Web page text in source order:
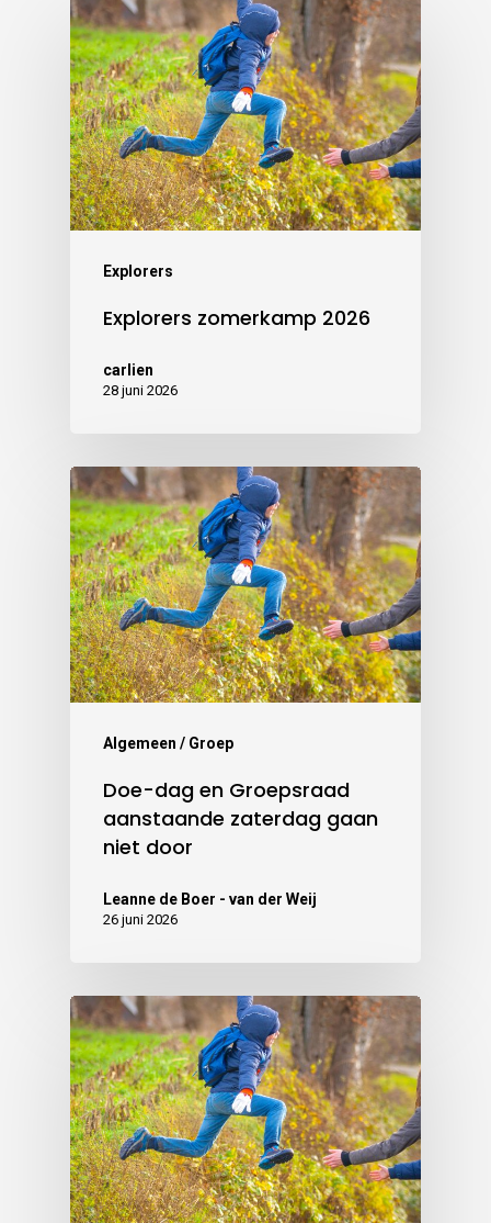
Explorers
Explorers zomerkamp 2026
carlien
28 juni 2026
Algemeen / Groep
Doe-dag en Groepsraad
aanstaande zaterdag gaan
niet door
Leanne de Boer - van der Weij
26 juni 2026